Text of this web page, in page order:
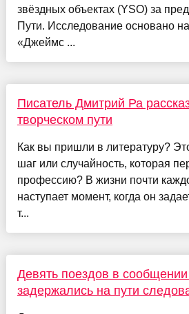
звёздных объектах (YSO) за
Пути. Исследование основано
«Джеймс ...
Писатель Дмитрий Ра
творческом пути
Как вы пришли в литературу?
шаг или случайность, которая
профессию? В жизни почти
наступает момент, когда он
т...
Девять поездов в
задержались на пути